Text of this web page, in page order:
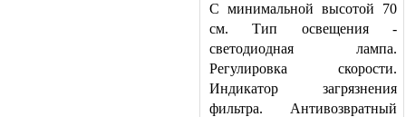
С минимальной высотой 70
см. Тип освещения -
светодиодная лампа.
Регулировка скорости.
Индикатор загрязнения
фильтра. Антивозвратный